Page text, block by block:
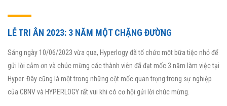
LỄ TRI ÂN 2023: 3 NĂM MỘT CHẶNG ĐƯỜNG
Sáng ngày 10/06/2023 vừa qua, Hyperlogy đã tổ chức một bữa tiệc nhỏ để
gửi lời cảm ơn và chúc mừng các thành viên đã đạt mốc 3 năm làm việc tại
Hyper. Đây cũng là một trong những cột mốc quan trọng trong sự nghiệp
của CBNV và HYPERLOGY rất vui khi có cơ hội gửi lời chúc mừng.